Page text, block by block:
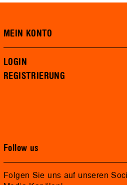
MEIN KONTO
LOGIN
REGISTRIERUNG
Follow us
Folgen Sie uns auf unseren